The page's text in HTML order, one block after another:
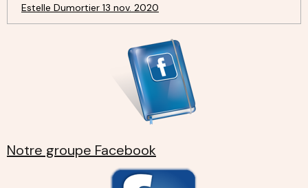
Estelle Dumortier 13 nov. 2020
Notre groupe Facebook